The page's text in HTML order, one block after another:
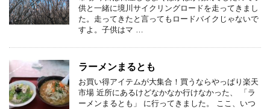
供と一緒に境川サイクリングロードを走ってきまし
た。走ってきたと言ってもロードバイクじゃないで
すよ。子供はマ …
ラーメンまるとも
お買い得アイテムが大集合！買うならやっぱり楽天
市場 近所にあるけどなかなか行けなかった、 「ラ
ーメンまるとも」 に行ってきました。 ここ、いつ